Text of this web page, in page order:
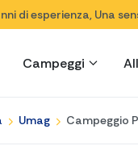
di esperienza, Una
Campeggi
Umag Campeggio